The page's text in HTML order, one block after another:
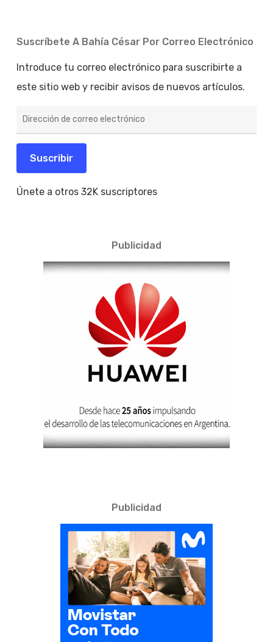
Suscríbete A Bahía César Por Correo Electrónico
Introduce tu correo electrónico para suscribirte a
este sitio web y recibir avisos de nuevos artículos.
de
electrónico
Suscribir
Únete a otros 32K suscriptores
Publicidad
Publicidad